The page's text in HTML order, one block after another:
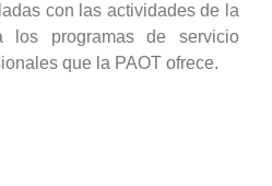
con las actividades de la
los programas de servicio
que la PAOT ofrece.